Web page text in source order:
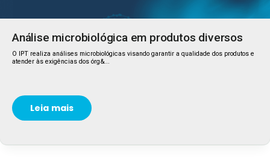
Análise microbiológica em produtos diversos
O IPT realiza análises microbiológicas visando garantir a qualidade dos produtos e
atender às exigências dos órg&...
Leia mais